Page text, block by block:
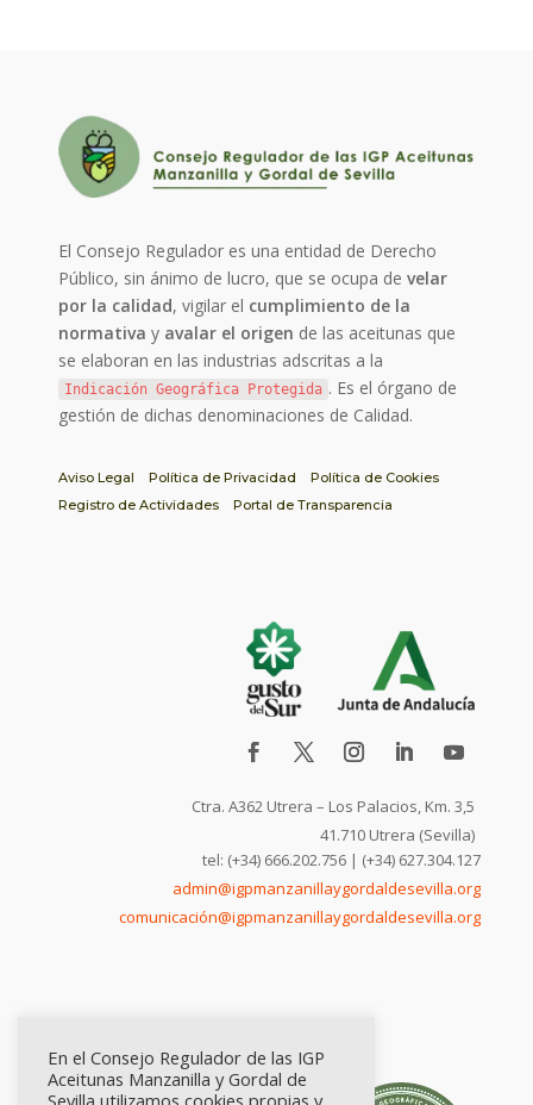
El Consejo Regulador es una entidad de Derecho
Público, sin ánimo de lucro, que se ocupa develar
por la calidad, vigilar el cumplimiento de la
normativa y avalar el origen de las aceitunas que
se elaboran en las industrias adscritas a la
Indicación Geográfica Protegida . Es el órgano de
gestión de dichas denominaciones de Calidad.
Aviso Legal Política de Privacidad
Política de Cookies
Registro de Actividades
Portal de Transparencia
Ctra. A362 Utrera – Los Palacios, Km. 3,5
41.710 Utrera (Sevilla)
tel: (+34) 666.202.756 | (+34) 627.304.127
admin@igpmanzanillaygordaldesevilla.org
comunicación@igpmanzanillaygordaldesevilla.org
En el Consejo Regulador de las IGP
Aceitunas Manzanilla y Gordal de
Sevilla utilizamos cookies propias y